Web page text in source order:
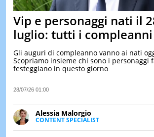
Vip e personaggi nati il
luglio: tutti i
Gli auguri di compleanno vanno ai nati
Scopriamo insieme chi sono i personaggi
festeggiano in questo giorno
28/07/26 01:00
Alessia Malorgio
CONTENT SPECIALIST
Ha conseguito un Master in